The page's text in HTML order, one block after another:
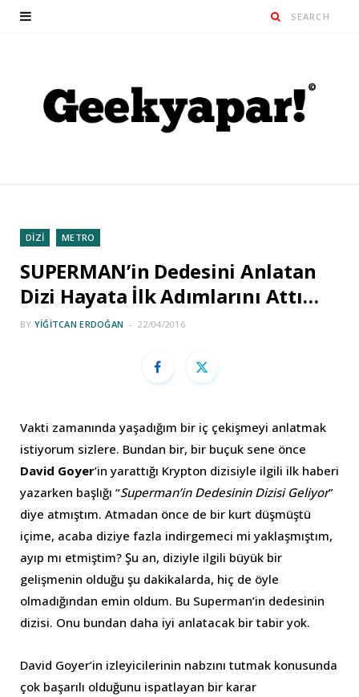
DİZİ METRO
SUPERMAN’in Dedesini Anlatan
Dizi Hayata İlk Adımlarını Attı…
BY YIĞITCAN ERDOĞAN 22/04/2016
Vakti zamanında yaşadığım bir iç çekişmeyi anlatmak
istiyorum sizlere. Bundan bir, bir buçuk sene önce
David Goyer’in yarattığı Krypton dizisiyle ilgili ilk haberi
yazarken başlığı “Superman’in Dedesinin Dizisi Geliyor”
diye atmıştım. Atmadan önce de bir kurt düşmüştü
içime, acaba diziye fazla indirgemeci mi yaklaşmıştım,
ayıp mı etmiştim? Şu an, diziyle ilgili büyük bir
gelişmenin olduğu şu dakikalarda, hiç de öyle
olmadığından emin oldum. Bu Superman’in dedesinin
dizisi. Onu bundan daha iyi anlatacak bir tabir yok.
David Goyer’in izleyicilerinin nabzını tutmak konusunda
çok başarılı olduğunu ispatlayan bir karar